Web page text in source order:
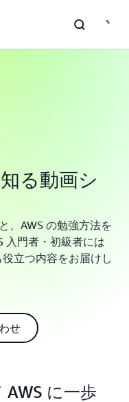
る動画シ
、AWS の勉強方法を
入門者・初級者には
立つ内容をお届けし
せ
に一歩